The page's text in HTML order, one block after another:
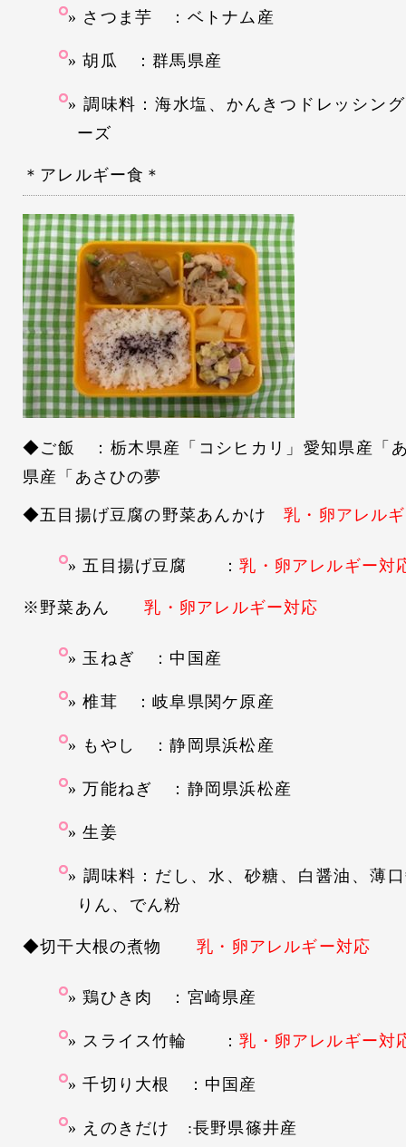
さつま芋 ：ベトナム産
胡瓜 ：群馬県産
調味料：海水塩、かんきつドレッシン
ーズ
＊アレルギー食＊
◆ご飯 ：栃木県産「コシヒカリ」愛知県産「
県産「あさひの夢
◆五目揚げ豆腐の野菜あんかけ乳・卵アレル
五目揚げ豆腐 ：乳・卵アレルギー対
※野菜あん乳・卵アレルギー対応
玉ねぎ ：中国産
椎茸 ：岐阜県関ケ原産
もやし ：静岡県浜松産
万能ねぎ ：静岡県浜松産
生姜
調味料：だし、水、砂糖、白醤油、薄
りん、でん粉
◆切干大根の煮物乳・卵アレルギー対応
鶏ひき肉 ：宮崎県産
スライス竹輪 ：乳・卵アレルギー対
千切り大根 ：中国産
えのきだけ :長野県篠井産